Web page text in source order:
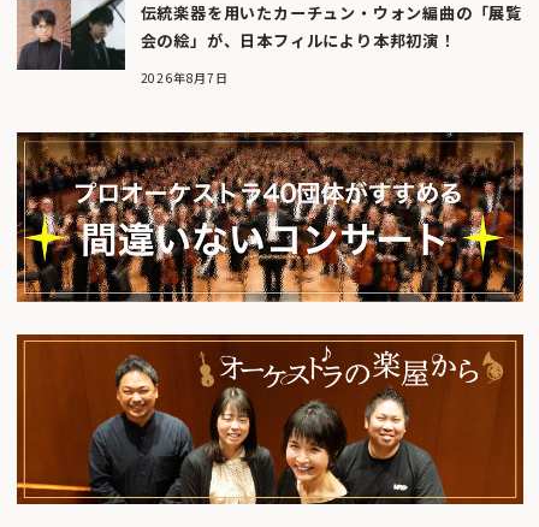
伝統楽器を用いたカーチュン・ウォン編曲の「展覧
会の絵」が、日本フィルにより本邦初演！
2026年8月7日